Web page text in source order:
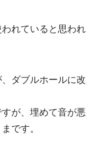
れていると思われ
ダブルホールに改
が、埋めて音が悪
です。